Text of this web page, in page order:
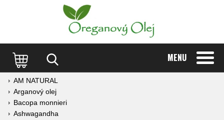
MENU
AM NATURAL
Arganový olej
Bacopa monnieri
Ashwagandha